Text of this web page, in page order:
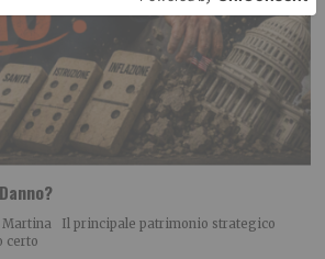
Martina Il principale patrimonio strategico
certo